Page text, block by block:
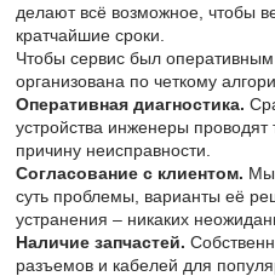
делают всё возможное, чтобы
кратчайшие сроки.
Чтобы сервис был
организована по четкому
Оперативная диагностика.
устройства инженеры
причину неисправности.
Согласование с клиентом. Мы
суть проблемы, варианты её
устранения – никаких
Наличие запчастей.
разъемов и кабелей для